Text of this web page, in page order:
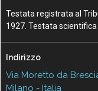
Testata registrata al
1927. Testata
Indirizzo
Via Moretto da
Milano - Italia